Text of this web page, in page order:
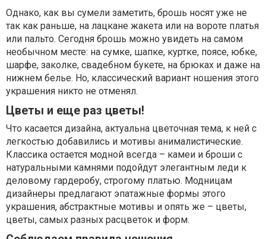
Однако, как вы сумели заметить, брошь носят уже не
так как раньше, на лацкане жакета или на вороте платья
или пальто. Сегодня брошь можно увидеть на самом
необычном месте: на сумке, шапке, куртке, поясе, юбке,
шарфе, заколке, свадебном букете, на брюках и даже на
нижнем белье. Но, классический вариант ношения этого
украшения никто не отменял.
Цветы и еще раз цветы!
Что касается дизайна, актуальна цветочная тема, к ней с
легкостью добавились и мотивы анималистические.
Классика остается модной всегда – камеи и броши с
натуральными камнями подойдут элегантным леди к
деловому гардеробу, строгому платью. Модницам
дизайнеры предлагают эпатажные формы этого
украшения, абстрактные мотивы и опять же – цветы,
цветы, самых разных расцветок и форм.